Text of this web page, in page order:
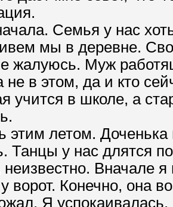
Семья у нас
мы в деревне.
жалуюсь. Муж
в этом, да и кто
учится в школе, а
этим летом.
Танцы у нас длятся
Вначале
ворот. Конечно, она
Я